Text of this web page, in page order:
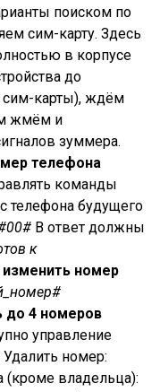
поиском по
сим-карту. Здесь
в корпусе
до
сим-карты), ждём
жмём и
зуммера.
телефона
команды
телефона будущего
В ответ должны
к
изменить номер
до 4 номеров
управление
Удалить номер:
(кроме владельца):